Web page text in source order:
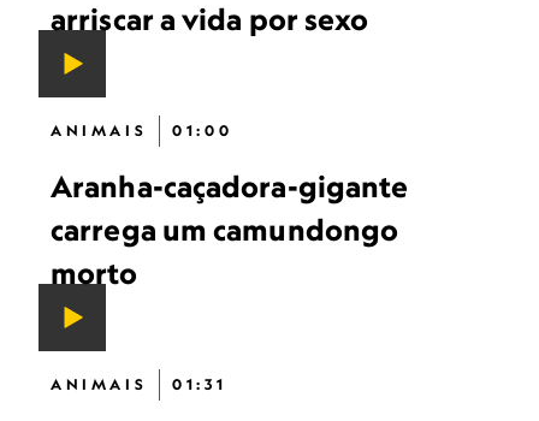
arriscar a vida por sexo
ANIMAIS 01:00
Aranha-caçadora-gigante
carrega um camundongo
morto
ANIMAIS 01:31